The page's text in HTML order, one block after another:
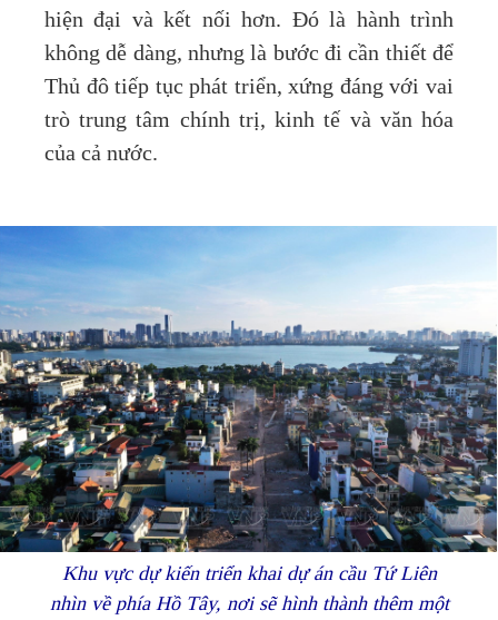
hiện đại và kết nối hơn. Đó là hành trình
không dễ dàng, nhưng là bước đi cần thiết để
Thủ đô tiếp tục phát triển, xứng đáng với vai
trò trung tâm chính trị, kinh tế và văn hóa
của cả nước.
Khu vực dự kiến triển khai dự án cầu Tứ Liên
nhìn về phía Hồ Tây, nơi sẽ hình thành thêm một